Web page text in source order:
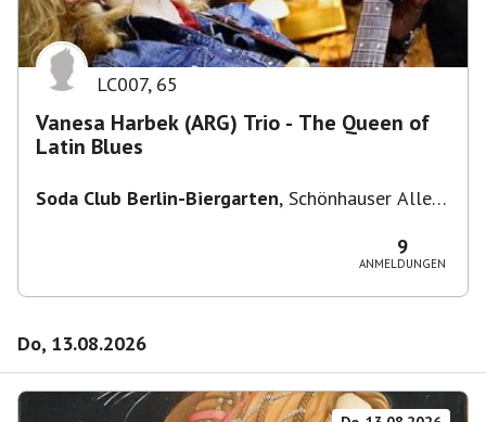
LC007, 65
Vanesa Harbek (ARG) Trio - The Queen of
Latin Blues
Soda Club Berlin-Biergarten, Schönhauser Allee
9
ANMELDUNGEN
Do, 13.08.2026